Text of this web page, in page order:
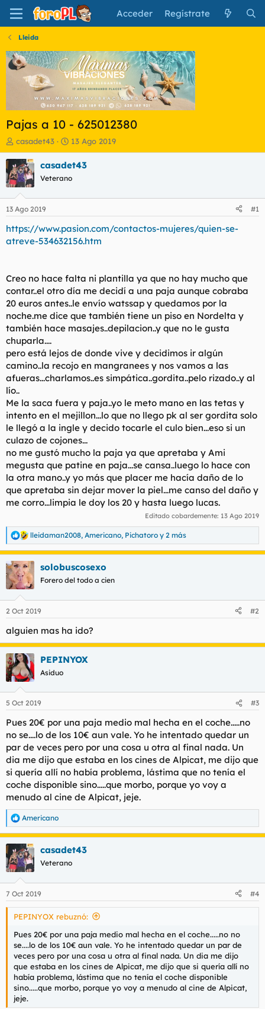
Acceder Regístrate
Lleida
Pajas a 10 - 625012380
I
n
i
c
i
a
d
o
r
d
e
e
m
a
casadet43
F
e
c
a
i
n
i
c
13 Ago 2019
casadet43
Veterano
13 Ago 2019 #1
https://www.pasion.com/contactos-mujeres/quien-se-
atreve-534632156.htm
Creo no hace falta ni plantilla ya que no hay mucho que
contar..el otro día me decidí a una paja aunque cobraba
20 euros antes..le envío watssap y quedamos por la
noche.me dice que también tiene un piso en Nordelta y
también hace masajes..depilacion..y que no le gusta
chuparla....
pero está lejos de donde vive y decidimos ir algún
camino..la recojo en mangranees y nos vamos a las
afueras...charlamos..es simpática..gordita..pelo rizado..y al
lío..
Me la saca fuera y paja..yo le meto mano en las tetas y
intento en el mejillon...lo que no llego pk al ser gordita solo
le llegó a la ingle y decido tocarle el culo bien...eso si un
culazo de cojones...
no me gustó mucho la paja ya que apretaba y Ami
megusta que patine en paja...se cansa..luego lo hace con
la otra mano..y yo más que placer me hacía daño de lo
que apretaba sin dejar mover la piel...me canso del daño y
me corro...limpia le doy los 20 y hasta luego lucas.
Editado cobardemente: 13 Ago 2019
R
e
a
c
c
i
e
:
lleidaman2008, Americano, Pichatoro y 2 más
solobuscosexo
Forero del todo a cien
2 Oct 2019 #2
alguien mas ha ido?
PEPINYOX
Asiduo
5 Oct 2019 #3
Pues 20€ por una paja medio mal hecha en el coche.....no
no se....lo de los 10€ aun vale. Yo he intentado quedar un
par de veces pero por una cosa u otra al final nada. Un
dia me dijo que estaba en los cines de Alpicat, me dijo que
si quería allí no había problema, lástima que no tenía el
coche disponible sino.....que morbo, porque yo voy a
menudo al cine de Alpicat, jeje.
R
e
a
c
c
i
e
s
Americano
casadet43
Veterano
7 Oct 2019 #4
PEPINYOX rebuznó:
Pues 20€ por una paja medio mal hecha en el coche.....no no
se....lo de los 10€ aun vale. Yo he intentado quedar un par de
veces pero por una cosa u otra al final nada. Un dia me dijo
que estaba en los cines de Alpicat, me dijo que si quería allí no
había problema, lástima que no tenía el coche disponible
sino.....que morbo, porque yo voy a menudo al cine de Alpicat,
jeje.